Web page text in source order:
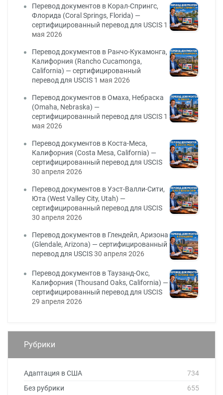
Перевод документов в Корал-Спрингс,
Флорида (Coral Springs, Florida) —
сертифицированный перевод для USCIS 1
мая 2026
Перевод документов в Ранчо-Кукамонга,
Калифорния (Rancho Cucamonga,
California) — сертифицированный
перевод для USCIS 1 мая 2026
Перевод документов в Омаха, Небраска
(Omaha, Nebraska) —
сертифицированный перевод для USCIS 1
мая 2026
Перевод документов в Коста-Меса,
Калифорния (Costa Mesa, California) —
сертифицированный перевод для USCIS
30 апреля 2026
Перевод документов в Уэст-Валли-Сити,
Юта (West Valley City, Utah) —
сертифицированный перевод для USCIS
30 апреля 2026
Перевод документов в Глендейл, Аризона
(Glendale, Arizona) — сертифицированный
перевод для USCIS30 апреля 2026
Перевод документов в Таузанд-Окс,
Калифорния (Thousand Oaks, California) —
сертифицированный перевод для USCIS
29 апреля 2026
Рубрики
Адаптация в США
734
Без рубрики
655